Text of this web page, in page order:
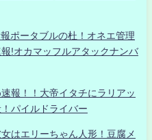
ポータブルの杜！オネエ管理
!オカマッフルアタックナンバ
報！！大帝イタチにラリアッ
パイルドライバー
はエリーちゃん人形！豆腐メ